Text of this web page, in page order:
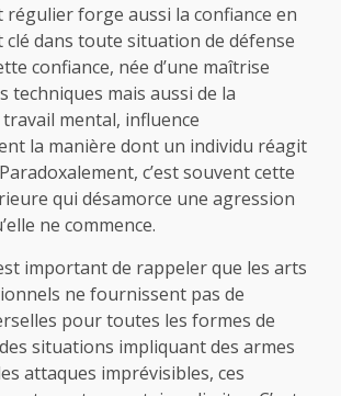
régulier forge aussi la confiance en
clé dans toute situation de défense
confiance, née d’une maîtrise
techniques mais aussi de la
mental, influence
la manière dont un individu réagit
c’est souvent cette
qui désamorce une agression
ne commence.
important de rappeler que les arts
ne fournissent pas de
pour toutes les formes de
situations impliquant des armes
attaques imprévisibles, ces